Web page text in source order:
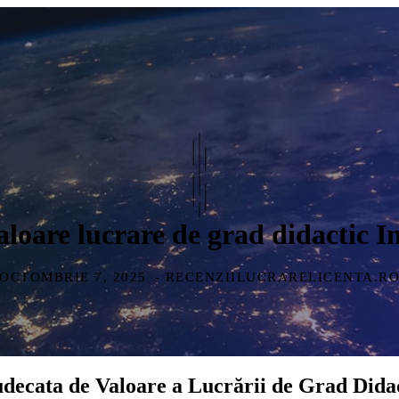
lucrare de grad didactic
OCTOMBRIE 7, 2025 - RECENZIILUCRARELICENTA.RO
de Valoare a Lucrării de Grad